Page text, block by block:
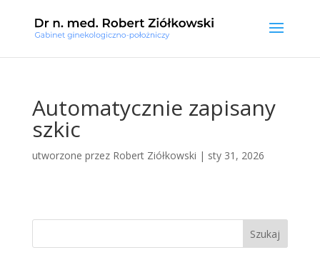
Automatycznie zapisany
szkic
utworzone przez Robert Ziółkowski | sty 31, 2026
Szukaj